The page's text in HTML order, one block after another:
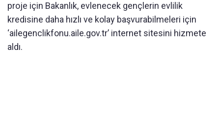
proje için Bakanlık, evlenecek gençlerin evlilik
kredisine daha hızlı ve kolay başvurabilmeleri için
‘ailegenclikfonu.aile.gov.tr’ internet sitesini hizmete
aldı.